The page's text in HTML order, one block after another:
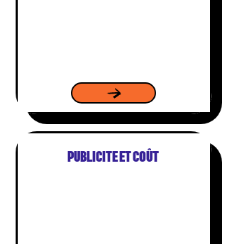
PUBLICITE ET COÛT